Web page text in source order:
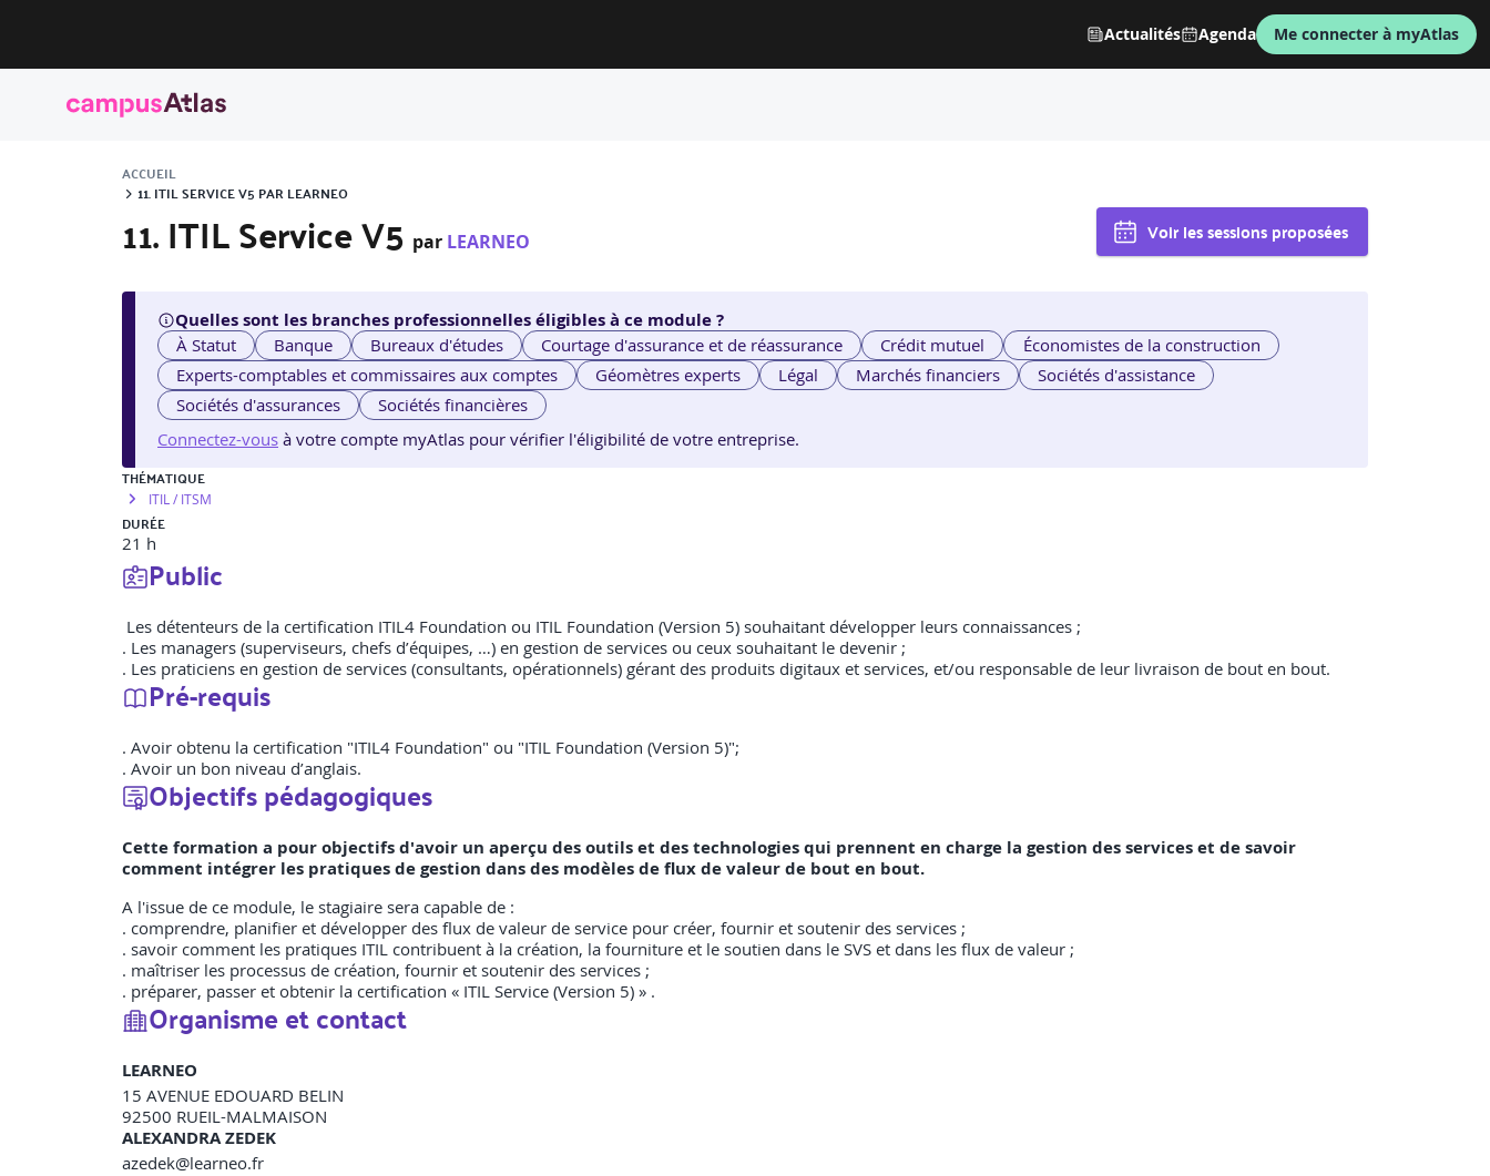
Actualités Agenda Me connecter à myAtlas
ACCUEIL
11. ITIL SERVICE V5 PAR LEARNEO
11. ITIL Service V5 par LEARNEO Voir les sessions proposées
Quelles sont les branches professionnelles éligibles à ce module ?
À Statut Banque Bureaux d'études Courtage d'assurance et de réassurance Crédit mutuel
Économistes de la construction
Experts-comptables et commissaires aux comptes
Géomètres experts Légal Marchés financiers
Sociétés d'assistance
Sociétés d'assurances
Sociétés financières
Connectez-vous à votre compte myAtlas pour vérifier l'éligibilité de votre entreprise.
THÉMATIQUE
ITIL / ITSM
DURÉE
21 h
Public
Les détenteurs de la certification ITIL4 Foundation ou ITIL Foundation (Version 5) souhaitant développer leurs connaissances ;
. Les managers (superviseurs, chefs d’équipes, …) en gestion de services ou ceux souhaitant le devenir ;
. Les praticiens en gestion de services (consultants, opérationnels) gérant des produits digitaux et services, et/ou responsable de leur livraison de bout en bout.
Pré-requis
. Avoir obtenu la certification "ITIL4 Foundation" ou "ITIL Foundation (Version 5)";
. Avoir un bon niveau d’anglais.
Objectifs pédagogiques
Cette formation a pour objectifs d'avoir un aperçu des outils et des technologies qui prennent en charge la gestion des services et de savoir
comment intégrer les pratiques de gestion dans des modèles de flux de valeur de bout en bout.
A l'issue de ce module, le stagiaire sera capable de :
. comprendre, planifier et développer des flux de valeur de service pour créer, fournir et soutenir des services ;
. savoir comment les pratiques ITIL contribuent à la création, la fourniture et le soutien dans le SVS et dans les flux de valeur ;
. maîtriser les processus de création, fournir et soutenir des services ;
. préparer, passer et obtenir la certification « ITIL Service (Version 5) » .
Organisme et contact
LEARNEO
15 AVENUE EDOUARD BELIN
92500 RUEIL-MALMAISON
ALEXANDRA ZEDEK
azedek@learneo.fr